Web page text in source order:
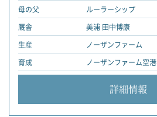
母の父
ルーラーシップ
厩舎
美浦 田中博康
生産
ノーザンファーム
育成
ノーザンファーム空港
詳細情報